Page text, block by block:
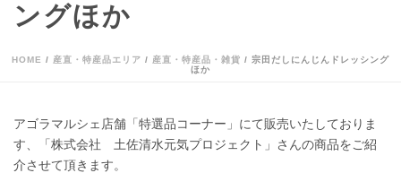
ングほか
HOME / 産直・特産品エリア / 産直・特産品・雑貨 / 宗田だしにんじんドレッシング
ほか
アゴラマルシェ店舗「特選品コーナー」にて販売いたしておりま
す、「株式会社 土佐清水元気プロジェクト」さんの商品をご紹
介させて頂きます。